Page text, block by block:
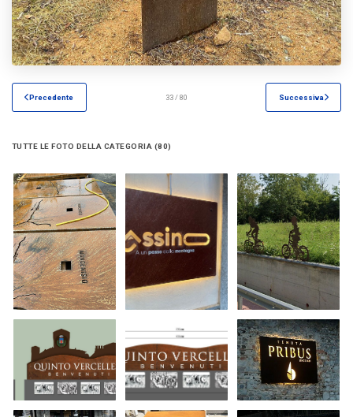
Precedente 33 / 80 Successiva
TUTTE LE FOTO DELLA CATEGORIA (80)